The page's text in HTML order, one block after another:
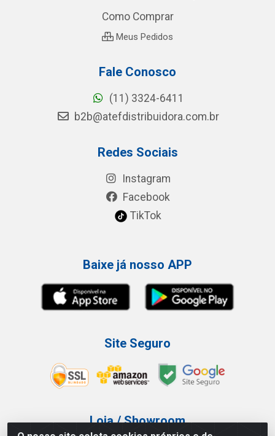
Como Comprar
Meus Pedidos
Fale Conosco
(11) 3324-6411
b2b@atefdistribuidora.com.br
Redes Sociais
Instagram
Facebook
TikTok
Baixe já nosso APP
Site Seguro
Loja / Showroom